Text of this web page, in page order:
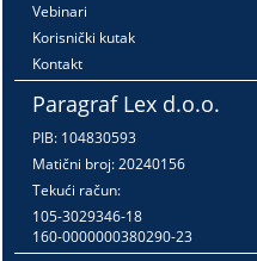
Vebinari
Korisnički kutak
Kontakt
Paragraf Lex d.o.o.
PIB: 104830593
Matični broj: 20240156
Tekući račun:
105-3029346-18
160-0000000380290-23